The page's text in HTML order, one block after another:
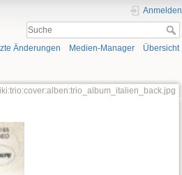
Anmelden
Änderungen Medien-Manager Übersicht